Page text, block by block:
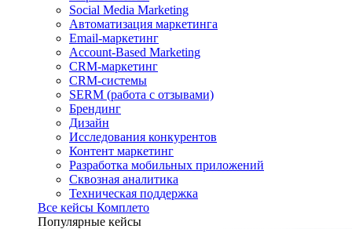
Social Media Marketing
Автоматизация маркетинга
Email-маркетинг
Account-Based Marketing
CRM-маркетинг
CRM-системы
SERM (работа с отзывами)
Брендинг
Дизайн
Исследования конкурентов
Контент маркетинг
Разработка мобильных приложений
Сквозная аналитика
Техническая поддержка
Все кейсы Комплето
Популярные кейсы